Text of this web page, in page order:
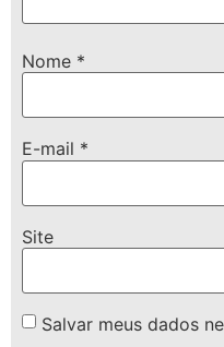
Nome *
E-mail *
Site
Salvar meus dados